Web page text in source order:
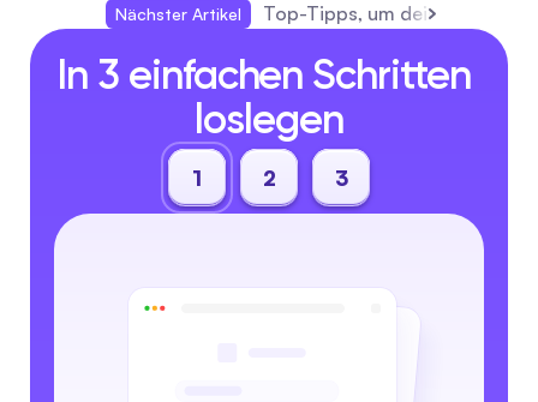
Nächster Artikel
Top-Tipps, um deine
In 3 einfachen Schritten
loslegen
1 2 3